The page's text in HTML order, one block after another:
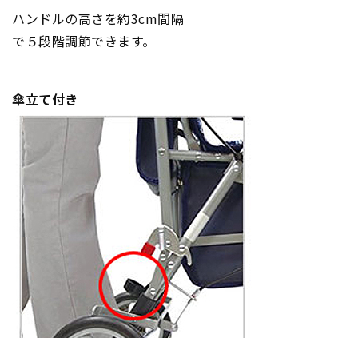
ハンドルの高さを約3cm間隔
で５段階調節できます。
傘立て付き